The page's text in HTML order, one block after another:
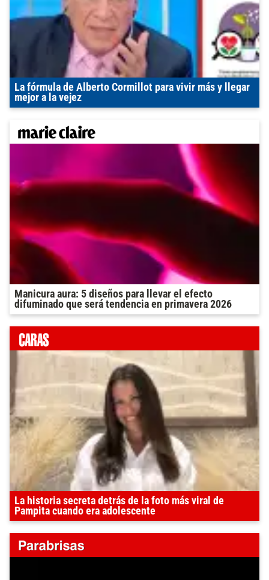
La fórmula de Alberto Cormillot para vivir más y llegar
mejor a la vejez
Manicura aura: 5 diseños para llevar el efecto
difuminado que será tendencia en primavera 2026
La historia secreta detrás de la foto más viral de
Pampita cuando era adolescente